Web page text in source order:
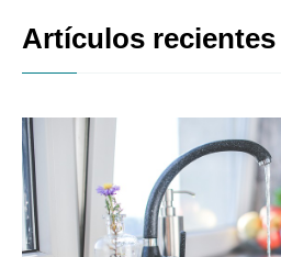
Artículos recientes